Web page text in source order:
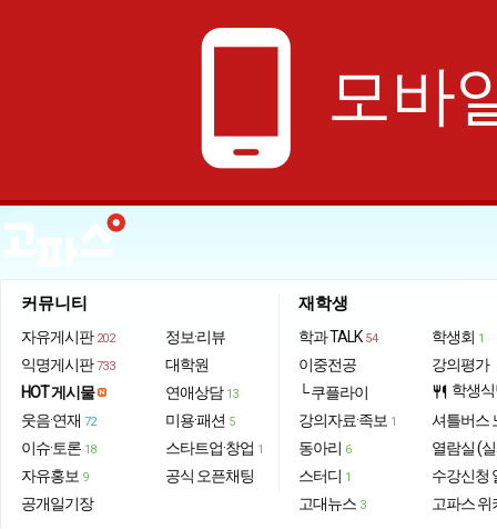
phone_android 모바
커뮤니티
자유게시판 202
익명게시판 733
HOT 게시물
웃음·연재 72
이슈·토론 18
자유홍보 9
공개일기장
정보·리뷰
대학원
연애상담 13
미용·패션 5
스타트업·창업 1
공식 오픈채팅
재학생
학과 TALK 54
이중전공
└ 쿠플라이
강의자료·족보 1
동아리 6
스터디 1
고대뉴스 3
학생회 1
강의평가
restaurant 학생
셔틀버스
열람실 (
수강신청
고파스 위